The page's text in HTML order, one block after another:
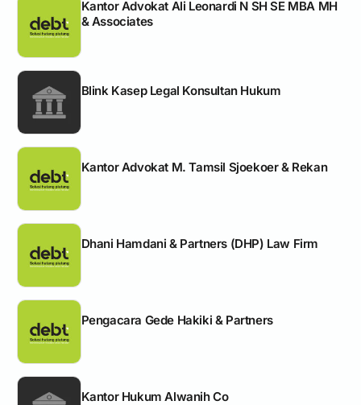
Kantor Advokat Ali Leonardi N SH SE MBA MH
& Associates
Blink Kasep Legal Konsultan Hukum
Kantor Advokat M. Tamsil Sjoekoer & Rekan
Dhani Hamdani & Partners (DHP) Law Firm
Pengacara Gede Hakiki & Partners
Kantor Hukum Alwanih Co